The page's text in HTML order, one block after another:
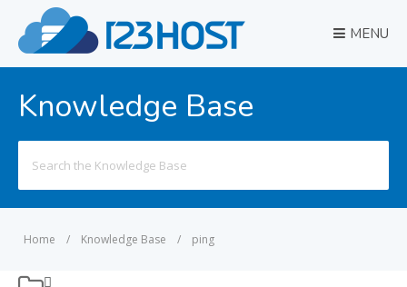
MENU
Knowledge Base
for:
Home / Knowledge Base / ping